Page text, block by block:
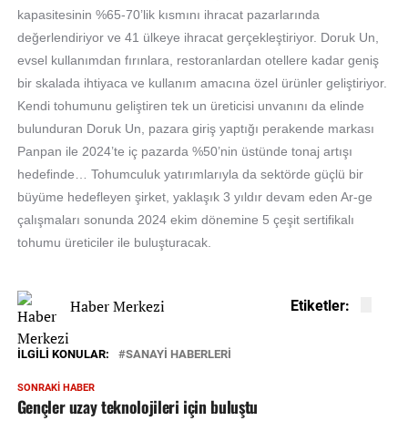
kapasitesinin %65-70’lik kısmını ihracat pazarlarında
değerlendiriyor ve 41 ülkeye ihracat gerçekleştiriyor. Doruk Un,
evsel kullanımdan fırınlara, restoranlardan otellere kadar geniş
bir skalada ihtiyaca ve kullanım amacına özel ürünler geliştiriyor.
Kendi tohumunu geliştiren tek un üreticisi unvanını da elinde
bulunduran Doruk Un, pazara giriş yaptığı perakende markası
Panpan ile 2024’te iç pazarda %50’nin üstünde tonaj artışı
hedefinde… Tohumculuk yatırımlarıyla da sektörde güçlü bir
büyüme hedefleyen şirket, yaklaşık 3 yıldır devam eden Ar-ge
çalışmaları sonunda 2024 ekim dönemine 5 çeşit sertifikalı
tohumu üreticiler ile buluşturacak.
Haber Merkezi Etiketler:
İLGILI KONULAR: SANAYİ HABERLERİ
SONRAKI HABER
Gençler uzay teknolojileri için buluştu